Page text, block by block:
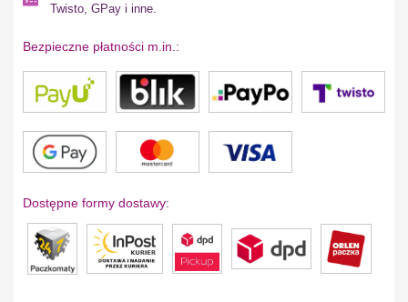
Twisto, GPay i inne.
Bezpieczne płatności m.in.:
Dostępne formy dostawy: